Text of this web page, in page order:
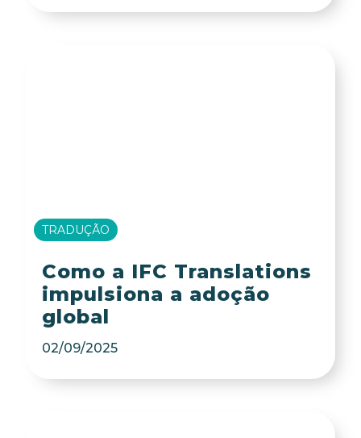
TRADUÇÃO
Como a IFC Translations
impulsiona a adoção
global
02/09/2025